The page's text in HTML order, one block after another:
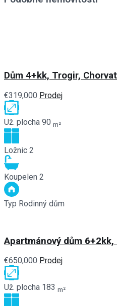
Dům 4+kk, Trogir,
€319,000 Prodej
Už. plocha 90 m²
Ložnic 2
Koupelen 2
Typ Rodinný dům
Apartmánový dům
€650,000 Prodej
Už. plocha 183 m²